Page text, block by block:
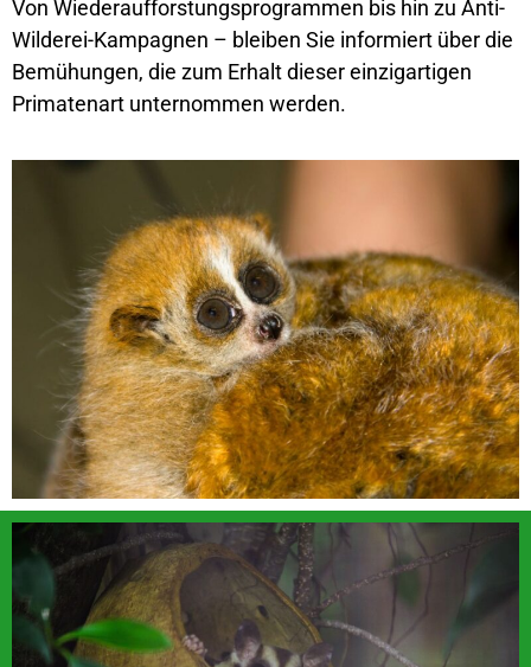
Von Wiederaufforstungsprogrammen bis hin zu Anti-
Wilderei-Kampagnen – bleiben Sie informiert über die
Bemühungen, die zum Erhalt dieser einzigartigen
Primatenart unternommen werden.